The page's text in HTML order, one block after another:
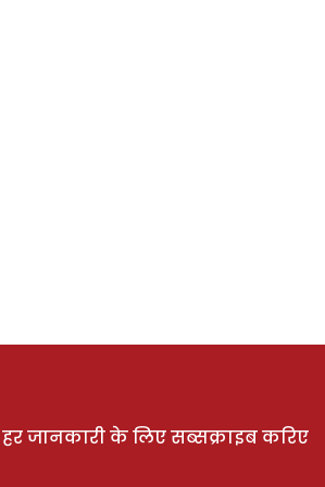
जानकारी के लिए सब्सक्राइब करिए